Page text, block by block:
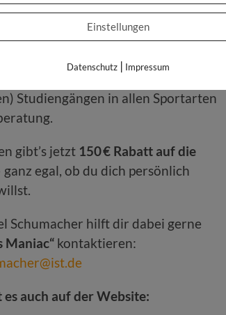
für dein Unternehmen nach
IST-Hochschule für Management
Ligen, Verbände und Agenturen
im Sportbusiness ist das IST als
Studiengängen in allen Sportarten
gibt’s jetzt 150 € Rabatt auf die
egal, ob du dich persönlich
Schumacher hilft dir dabei gerne
Maniac“ kontaktieren:
auch auf der Website:
Einstellungen
Datenschutz | Impressum